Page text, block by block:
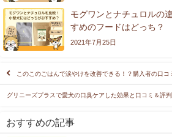
モグワンとナチュロルの
すめのフードはどっち？
2021年7月25日
このこのごはんで涙やけを改善できる！？購入者の口コ
グリニーズプラスで愛犬の口臭ケアした効果と口コミ＆評
おすすめの記事